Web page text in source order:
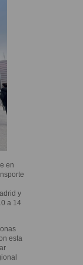
en
y
a 14
esta